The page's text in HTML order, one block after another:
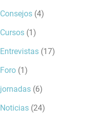
Consejos (4)
Cursos (1)
Entrevistas (17)
Foro (1)
jornadas (6)
Noticias (24)